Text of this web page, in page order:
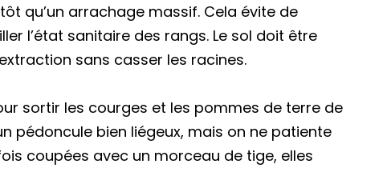
qu’un arrachage massif. Cela évite de
l’état sanitaire des rangs. Le sol doit être
sans casser les racines.
sortir les courges et les pommes de terre de
pédoncule bien liégeux, mais on ne patiente
coupées avec un morceau de tige, elles